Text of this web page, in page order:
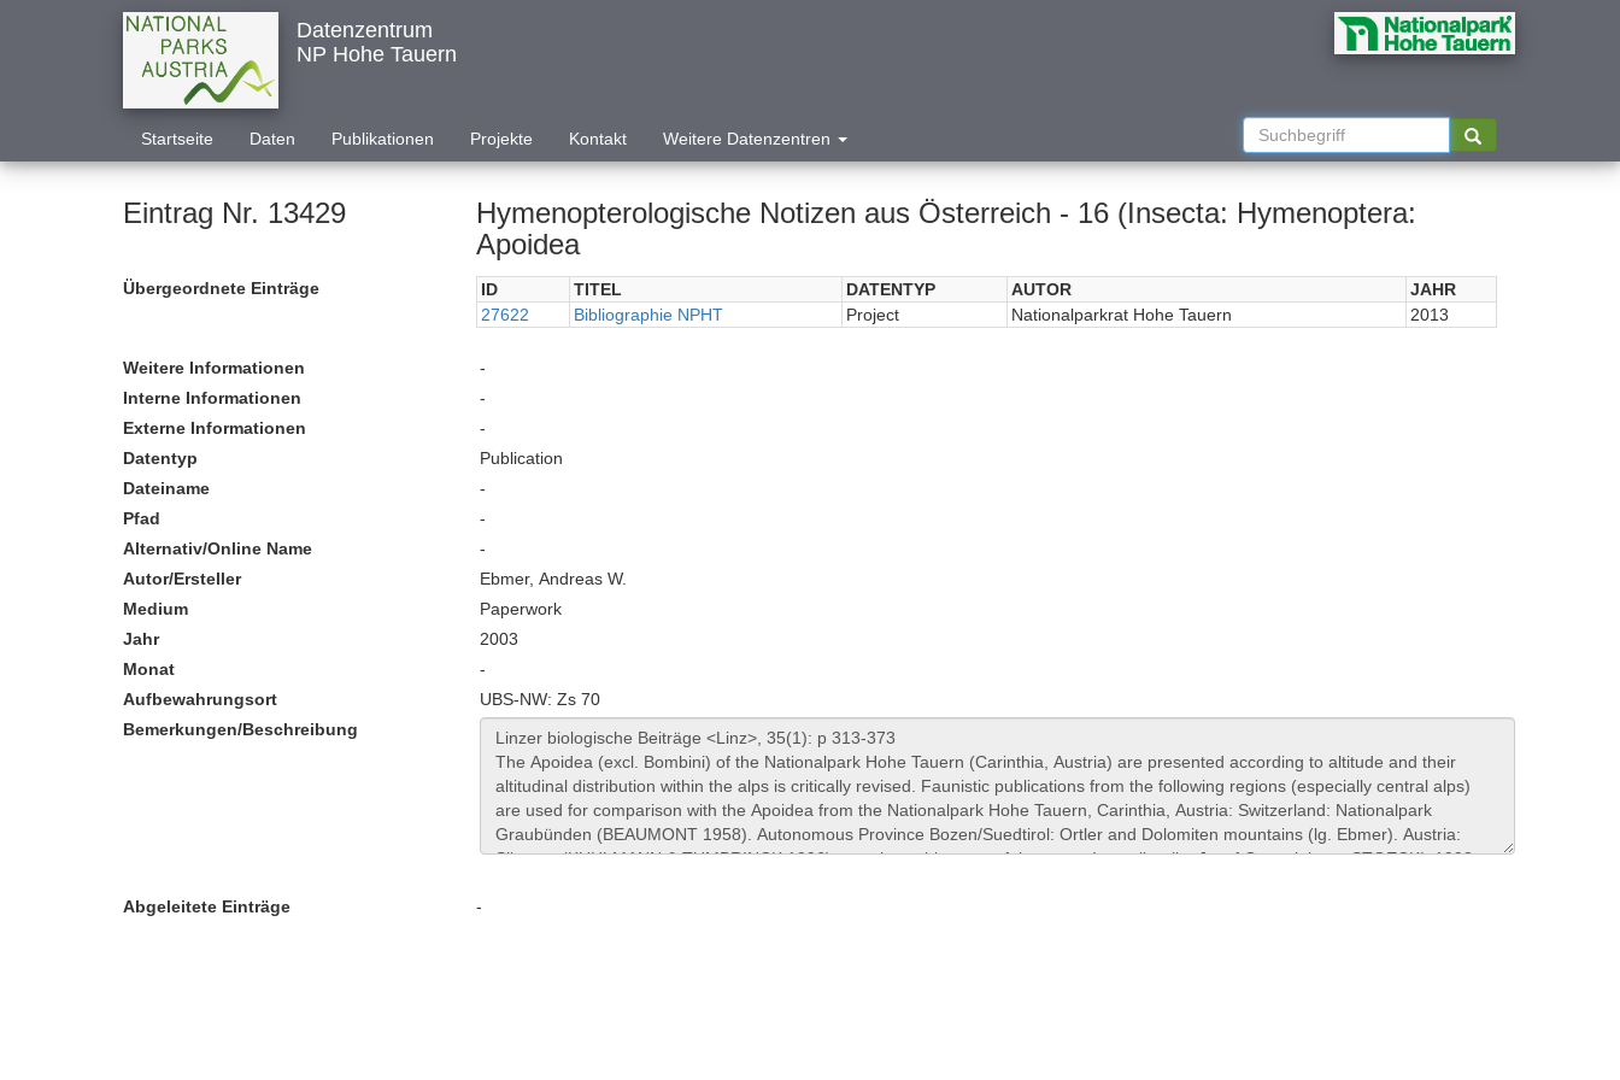
Datenzentrum
NP Hohe Tauern
Startseite Daten Publikationen Projekte Kontakt Weitere Datenzentren
Eintrag Nr. 13429
Hymenopterologische Notizen aus Österreich - 16 (Insecta: Hymenoptera:
Apoidea
Übergeordnete Einträge ID TITEL DATENTYP AUTOR
JAHR
27622
Bibliographie NPHT Project Nationalparkrat Hohe Tauern 2013
Weitere Informationen
-
Interne Informationen
-
Externe Informationen
-
Datentyp
Publication
Dateiname
-
Pfad
-
Alternativ/Online Name
-
Autor/Ersteller
Ebmer, Andreas W.
Medium
Paperwork
Jahr
2003
Monat
-
Aufbewahrungsort
UBS-NW: Zs 70
Bemerkungen/Beschreibung
Abgeleitete Einträge -